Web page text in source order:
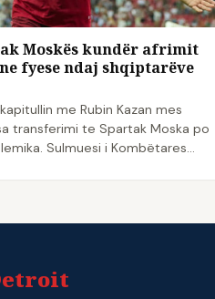
Moskës kundër afrimit
fyese ndaj shqiptarëve
me Rubin Kazan mes
transferimi te Spartak Moska po
Sulmuesi i Kombëtares